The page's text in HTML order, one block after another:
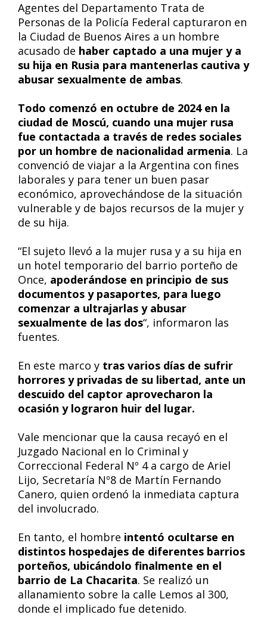
Agentes del Departamento Trata de
Personas de la Policía Federal capturaron en
la Ciudad de Buenos Aires a un hombre
acusado de haber captado a una mujer y a
su hija en Rusia para mantenerlas cautiva y
abusar sexualmente de ambas.
Todo comenzó en octubre de 2024 en la
ciudad de Moscú, cuando una mujer rusa
fue contactada a través de redes sociales
por un hombre de nacionalidad armenia. La
convenció de viajar a la Argentina con fines
laborales y para tener un buen pasar
económico, aprovechándose de la situación
vulnerable y de bajos recursos de la mujer y
de su hija.
“El sujeto llevó a la mujer rusa y a su hija en
un hotel temporario del barrio porteño de
Once, apoderándose en principio de sus
documentos y pasaportes, para luego
comenzar a ultrajarlas y abusar
sexualmente de las dos“, informaron las
fuentes.
En este marco y tras varios días de sufrir
horrores y privadas de su libertad, ante un
descuido del captor aprovecharon la
ocasión y lograron huir del lugar.
Vale mencionar que la causa recayó en el
Juzgado Nacional en lo Criminal y
Correccional Federal Nº 4 a cargo de Ariel
Lijo, Secretaría Nº8 de Martín Fernando
Canero, quien ordenó la inmediata captura
del involucrado.
En tanto, el hombre intentó ocultarse en
distintos hospedajes de diferentes barrios
porteños, ubicándolo finalmente en el
barrio de La Chacarita. Se realizó un
allanamiento sobre la calle Lemos al 300,
donde el implicado fue detenido.